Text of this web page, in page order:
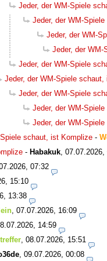
Jeder, der WM-Spiele
Jeder, der WM-
Jeder, der WM-
Jeder, der
Jeder, der WM-Spiele
Jeder, der WM-Spiele
Jeder, der WM-Spiele
Jeder, der WM-
Jeder, der WM-
schaut, ist Komplize -
- Habakuk 07.07.2026,
07:32
15:10
13:38
07.07.2026, 16:09
14:59
08.07.2026, 15:51
09.07.2026, 00:08